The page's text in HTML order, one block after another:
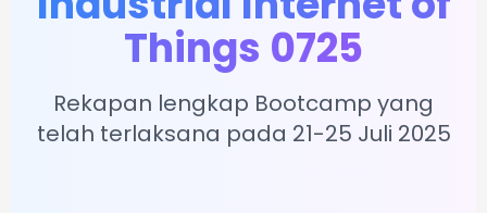
Things 0725
Rekapan lengkap Bootcamp yang
telah terlaksana pada 21-25 Juli 2025